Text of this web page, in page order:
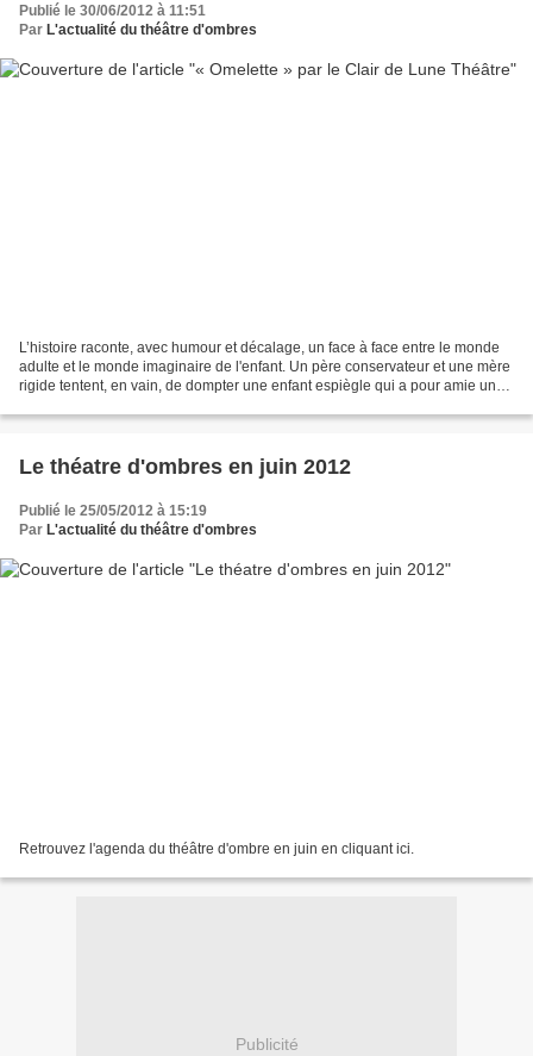
Publié le 30/06/2012 à 11:51
Par L'actualité du théâtre d'ombres
L’histoire raconte, avec humour et décalage, un face à face entre le monde
adulte et le monde imaginaire de l'enfant. Un père conservateur et une mère
rigide tentent, en vain, de dompter une enfant espiègle qui a pour amie une
Le théatre d'ombres en juin 2012
Publié le 25/05/2012 à 15:19
Par L'actualité du théâtre d'ombres
Retrouvez l'agenda du théâtre d'ombre en juin en cliquant ici.
Publicité